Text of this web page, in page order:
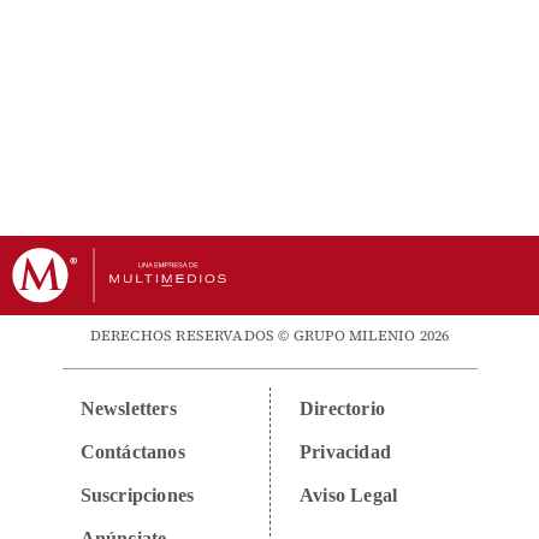
DERECHOS RESERVADOS © GRUPO MILENIO 2026
Newsletters
Contáctanos
Suscripciones
Directorio
Privacidad
Aviso Legal